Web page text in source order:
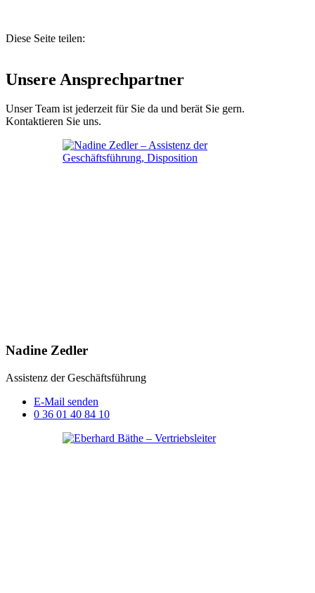
Diese Seite teilen:
Unsere Ansprechpartner
Unser Team ist jederzeit für Sie da und berät Sie gern.
Kontaktieren Sie uns.
Nadine Zedler
Assistenz der Geschäftsführung
E-Mail senden
0 36 01 40 84 10